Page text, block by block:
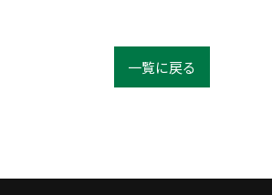
一覧に戻る